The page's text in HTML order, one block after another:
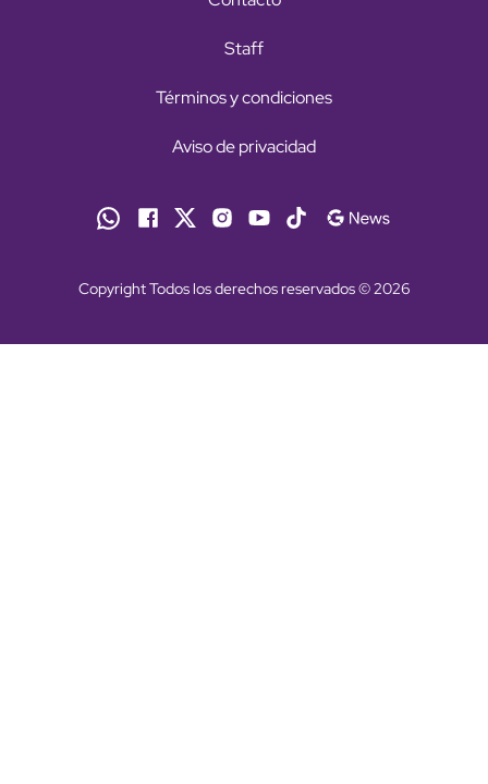
Staff
Términos y condiciones
Aviso de privacidad
Copyright Todos los derechos reservados © 2026